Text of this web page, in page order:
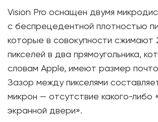
Vision Pro оснащен двумя
с беспрецедентной плотностью
которые в совокупности сжимают
пикселей в два прямоугольника,
словам Apple, имеют размер
Зазор между пикселями
микрон — отсутствие какого-либо
экранной двери».